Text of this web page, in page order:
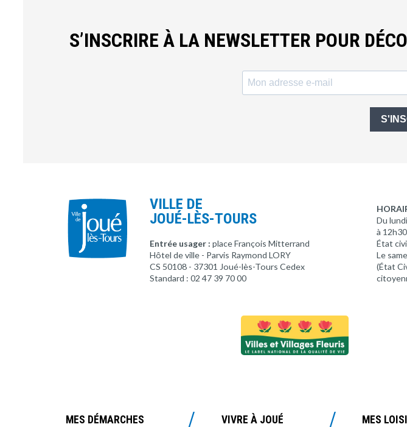
S’INSCRIRE À LA NEWSLETTER POUR
VILLE DE
JOUÉ-LÈS-TOURS
Entrée usager : place François Mitterrand
Hôtel de ville - Parvis Raymond LORY
CS 50108 - 37301 Joué-lès-Tours Cedex
Standard : 02 47 39 70 00
Du
à
État
Le
(État
MES DÉMARCHES VIVRE À JOUÉ MES